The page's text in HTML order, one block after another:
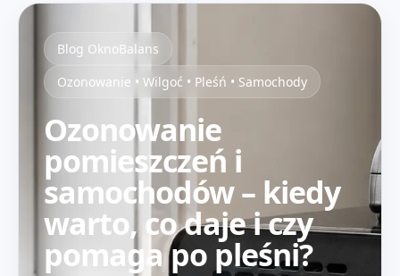
Blog OknoBalans
Ozonowanie • Wilgoć • Pleśń • Samochody
Ozonowanie
pomieszczeń i
samochodów – kiedy
warto, co daje i czy
pomaga po pleśni?